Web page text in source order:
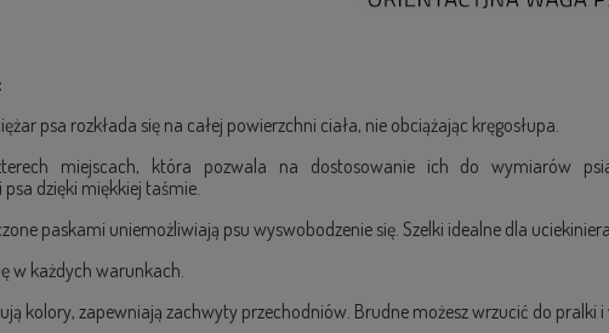
psa rozkłada się na całej powierzchni ciała, nie obciążając kręgosłupa.
miejscach, która pozwala na dostosowanie ich do wymiarów
dzięki miękkiej taśmie.
paskami uniemożliwiają psu wyswobodzenie się. Szelki idealne dla
w każdych warunkach.
kolory, zapewniają zachwyty przechodniów. Brudne możesz wrzucić do pralki i